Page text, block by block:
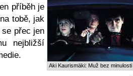
Aki Kaurismäki: Muž bez minulosti
příběh je
tobě, jak
přec jen
nejbližší